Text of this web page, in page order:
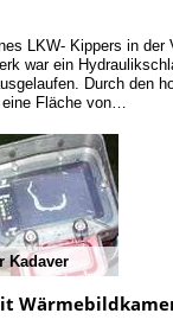
LKW- Kippers in der
war ein
Durch den
Fläche von…
Kadaver